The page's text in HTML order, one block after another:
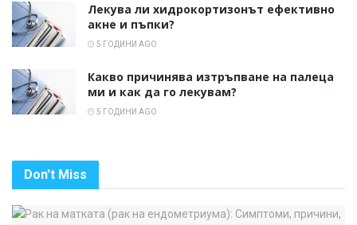
Лекува ли хидрокортизонът ефективно
акне и пъпки?
5 ГОДИНИ AGO
Какво причинява изтръпване на палеца
ми и как да го лекувам?
5 ГОДИНИ AGO
Don't Miss